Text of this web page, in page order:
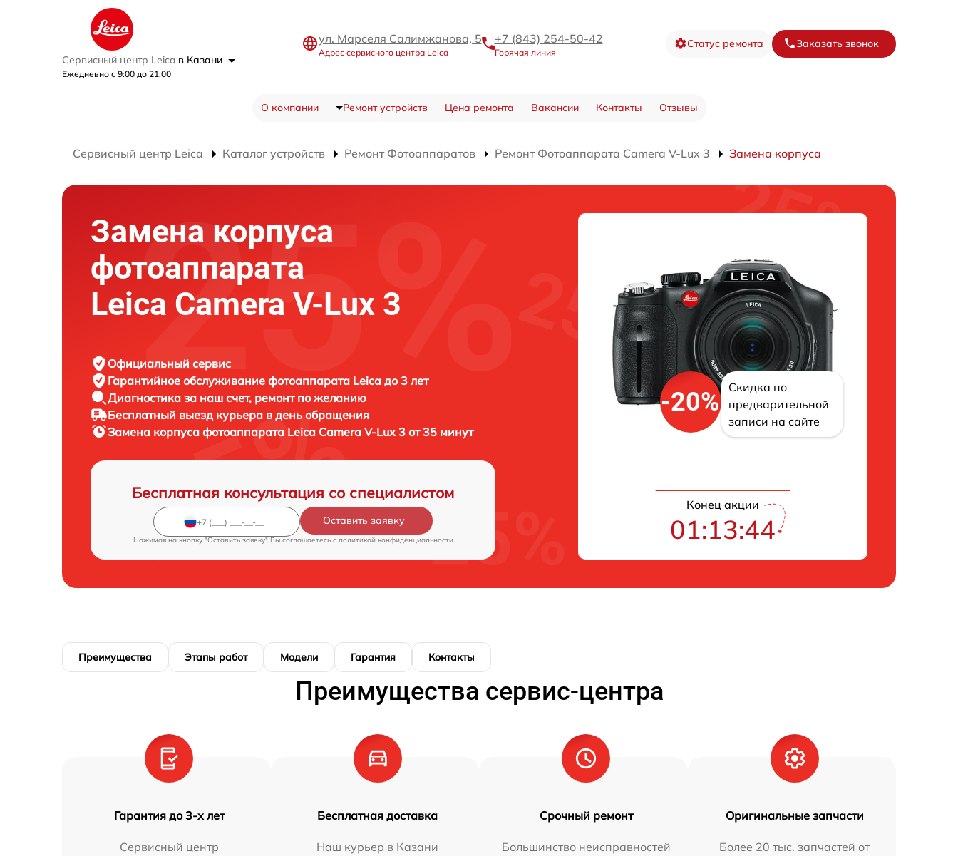
Сервисный центр Leica в Казани
Ежедневно с 9:00 до 21:00
ул. Марселя Салимжанова, 5
Адрес сервисного центра Leica
+7 (843) 254-50-42
Горячая линия
Статус ремонта Заказать звонок
О компании Ремонт устройств Цена ремонта Вакансии Контакты Отзывы
Сервисный центр Leica Каталог устройств Ремонт Фотоаппаратов Ремонт Фотоаппарата Camera V-Lux 3 Замена корпуса
Замена корпуса
фотоаппарата
Leica Camera V-Lux 3
Официальный сервис
Гарантийное обслуживание фотоаппарата Leica до 3 лет
Диагностика за наш счет, ремонт по желанию
Бесплатный выезд курьера в день обращения
Замена корпуса фотоаппарата Leica Camera V-Lux 3 от 35 минут
Бесплатная консультация со специалистом
Оставить заявку
Нажимая на кнопку "Оставить заявку" Вы соглашаетесь c политикой конфиденциальности
-20%
Скидка по
предварительной
записи на сайте
Конец акции
01:13:43
Преимущества Этапы работ Модели Гарантия Контакты
Преимущества сервис-центра
Гарантия до 3-х лет
Сервисный центр
Бесплатная доставка
Наш курьер в Казани
Срочный ремонт
Большинство неисправностей
Оригинальные запчасти
Более 20 тыс. запчастей от